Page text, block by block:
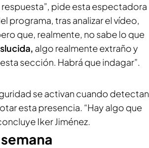
pide esta espectadora
programa, tras analizar el vídeo,
que, realmente, no sabe lo que
algo realmente extraño y
sección. Habrá que indagar”.
se activan cuando detectan
esta presencia. “Hay algo que
Iker Jiménez.